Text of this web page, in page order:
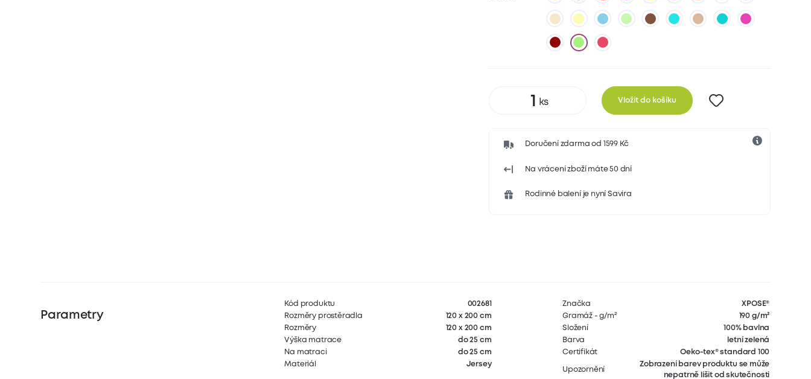
Vložit do košíku
Doručení zdarma od 1599 Kč
Na vrácení zboží máte 50 dní
Rodinné balení je nyní Savira
Parametry
Kód produktu
002681
Rozměry prostěradla
120 x 200 cm
Rozměry
120 x 200 cm
Výška matrace
do 25 cm
Na matraci
do 25 cm
Materiál
Jersey
Značka
XPOSE®
Gramáž - g/m²
190 g/m²
Složení
100% bavlna
Barva
letní zelená
Certifikát
Oeko-tex® standard 100
Upozornění
Zobrazení barev produktu se může
nepatrně lišit od skutečnosti